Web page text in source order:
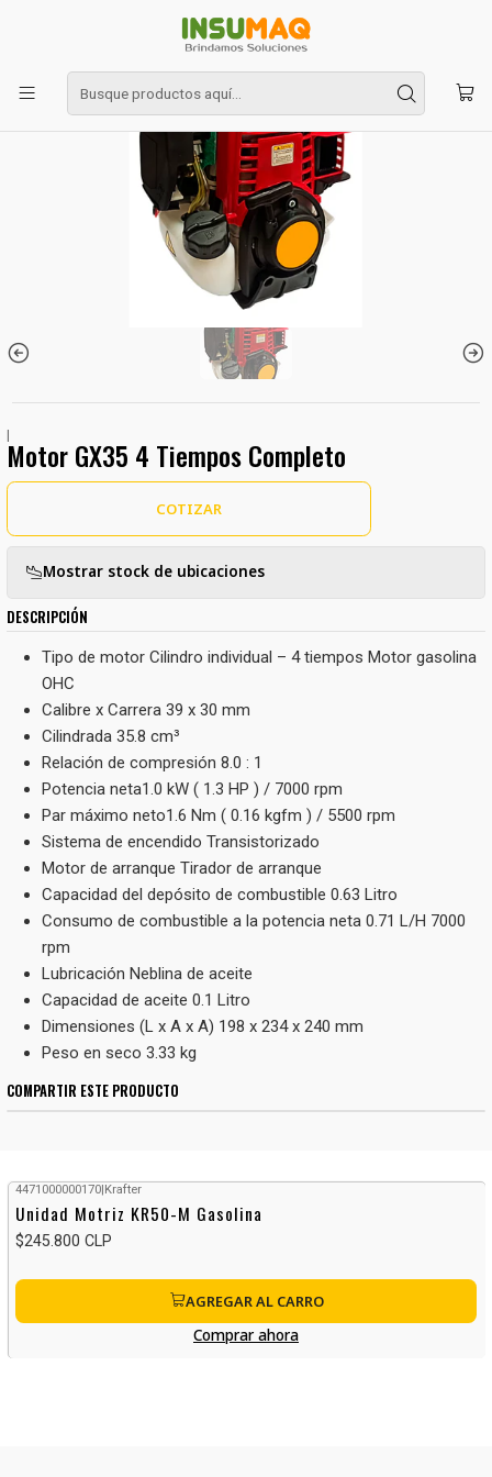
Repuestos Motor GX35 4 Tiempos Completo
|
Motor GX35 4 Tiempos Completo
COTIZAR
Mostrar stock de ubicaciones
DESCRIPCIÓN
Tipo de motor Cilindro individual – 4 tiempos Motor gasolina
OHC
Calibre x Carrera 39 x 30 mm
Cilindrada 35.8 cm³
Relación de compresión 8.0 : 1
Potencia neta1.0 kW ( 1.3 HP ) / 7000 rpm
Par máximo neto1.6 Nm ( 0.16 kgfm ) / 5500 rpm
Sistema de encendido Transistorizado
Motor de arranque Tirador de arranque
Capacidad del depósito de combustible 0.63 Litro
Consumo de combustible a la potencia neta 0.71 L/H 7000
rpm
Lubricación Neblina de aceite
Capacidad de aceite 0.1 Litro
Dimensiones (L x A x A) 198 x 234 x 240 mm
Peso en seco 3.33 kg
COMPARTIR ESTE PRODUCTO
4471000000170|Krafter
Unidad Motriz KR50-M Gasolina
$245.800 CLP
AGREGAR AL CARRO
Comprar ahora